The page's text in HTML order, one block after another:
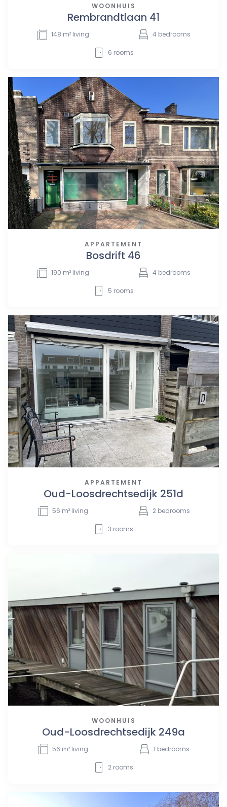
WOONHUIS
Rembrandtlaan 41
148 m² living 4 bedrooms
6 rooms
APPARTEMENT
Bosdrift 46
190 m² living 4 bedrooms
5 rooms
APPARTEMENT
Oud-Loosdrechtsedijk 251d
56 m² living 2 bedrooms
3 rooms
WOONHUIS
Oud-Loosdrechtsedijk 249a
56 m² living 1 bedrooms
2 rooms